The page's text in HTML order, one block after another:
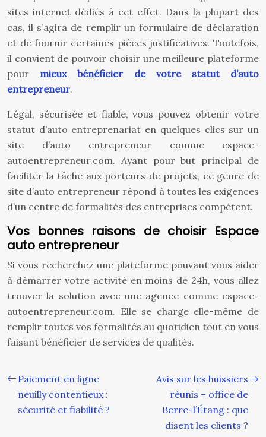
sites internet dédiés à cet effet. Dans la plupart des
cas, il s’agira de remplir un formulaire de déclaration
et de fournir certaines pièces justificatives. Toutefois,
il convient de pouvoir choisir une meilleure plateforme
pour mieux bénéficier de votre statut d’auto
entrepreneur.
Légal, sécurisée et fiable, vous pouvez obtenir votre
statut d’auto entreprenariat en quelques clics sur un
site d’auto entrepreneur comme espace-
autoentrepreneur.com. Ayant pour but principal de
faciliter la tâche aux porteurs de projets, ce genre de
site d’auto entrepreneur répond à toutes les exigences
d’un centre de formalités des entreprises compétent.
Vos bonnes raisons de choisir Espace
auto entrepreneur
Si vous recherchez une plateforme pouvant vous aider
à démarrer votre activité en moins de 24h, vous allez
trouver la solution avec une agence comme espace-
autoentrepreneur.com. Elle se charge elle-même de
remplir toutes vos formalités au quotidien tout en vous
faisant bénéficier de services de qualités.
Paiement en ligne
neuilly contentieux :
sécurité et fiabilité ?
Avis sur les huissiers
réunis – office de
Berre-l’Étang : que
disent les clients ?